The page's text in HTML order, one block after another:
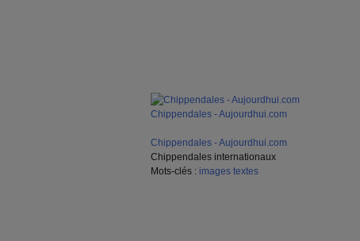
Chippendales - Aujourdhui.com
Chippendales - Aujourdhui.com
Chippendales internationaux
Mots-clés : images textes